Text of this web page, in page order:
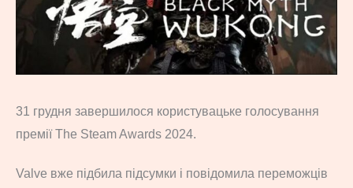
31 грудня завершилося користувацьке голосування
премії The Steam Awards 2024.
Valve вже підбила підсумки і повідомила переможців